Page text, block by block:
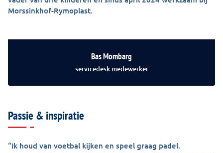
Morssinkhof-Rymoplast.
Bas Mombarg
servicedesk medewerker
Passie & inspiratie
“Ik houd van voetbal kijken en speel graag padel.